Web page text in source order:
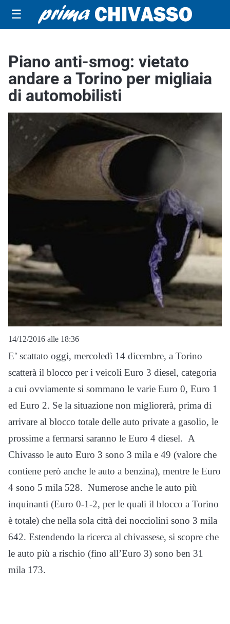
☰
Piano anti-smog: vietato
andare a Torino per migliaia
di automobilisti
14/12/2016 alle 18:36
E’ scattato oggi, mercoledì 14 dicembre, a Torino
scatterà il blocco per i veicoli Euro 3 diesel, categoria
a cui ovviamente si sommano le varie Euro 0, Euro 1
ed Euro 2. Se la situazione non migliorerà, prima di
arrivare al blocco totale delle auto private a gasolio, le
prossime a fermarsi saranno le Euro 4 diesel. A
Chivasso le auto Euro 3 sono 3 mila e 49 (valore che
contiene però anche le auto a benzina), mentre le Euro
4 sono 5 mila 528. Numerose anche le auto più
inquinanti (Euro 0-1-2, per le quali il blocco a Torino
è totale) che nella sola città dei nocciolini sono 3 mila
642. Estendendo la ricerca al chivassese, si scopre che
le auto più a rischio (fino all’Euro 3) sono ben 31
mila 173.